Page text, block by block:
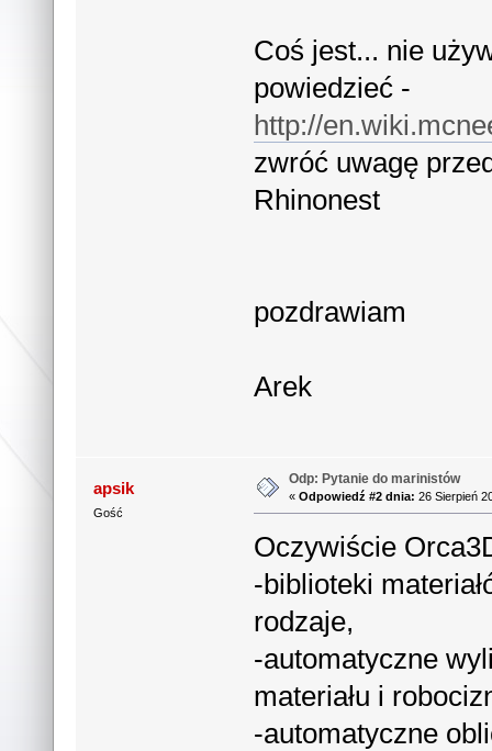
Coś jest... nie
powiedzieć -
http://
zwróć uwagę
Rhinonest
pozdrawiam
Arek
apsik
Gość
Odp: Pytanie do marinistów
«Odpowiedź #2 dnia: 26 Sierpień
Oczywiście
-biblioteki
rodzaje,
-automatyczne
materiału i
-automatyczne